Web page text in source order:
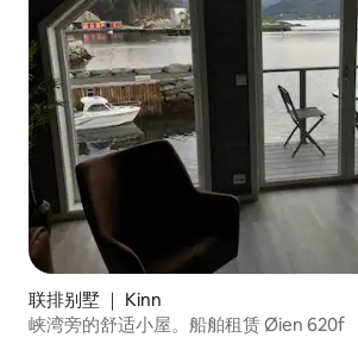
联排别墅 ｜ Kinn
峡湾旁的舒适小屋。船舶租赁 Øien 620f